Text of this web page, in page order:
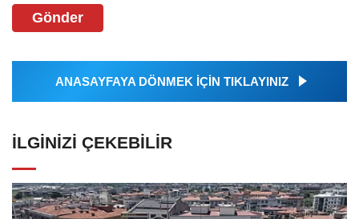
Gönder
ANASAYFAYA DÖNMEK İÇİN TIKLAYINIZ
İLGINIZI ÇEKEBILIR